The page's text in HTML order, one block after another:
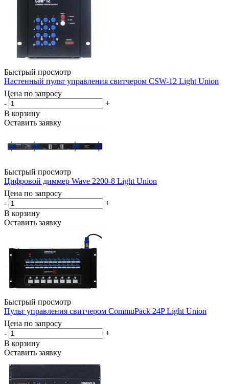
Быстрый просмотр
Настенный пульт управления свитчером CSW-12 Light Union
Цена по запросу
-
+
В корзину
Оставить заявку
Быстрый просмотр
Цифровой диммер Wave 2200-8 Light Union
Цена по запросу
-
+
В корзину
Оставить заявку
Быстрый просмотр
Пульт управления свитчером CommuPack 24P Light Union
Цена по запросу
-
+
В корзину
Оставить заявку